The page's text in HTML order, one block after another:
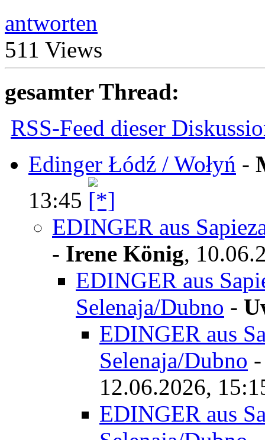
antworten
511 Views
gesamter Thread:
RSS-Feed dieser
Edinger Łódź / Wołyń -
13:45
EDINGER aus
- Irene König,
EDINGER aus
Selenaja/Dubno -
EDINGER aus
Selenaja/Dubno
12.06.2026,
EDINGER aus